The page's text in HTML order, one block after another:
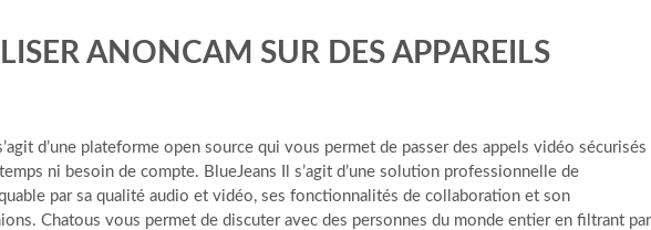
ANONCAM SUR DES APPAREILS
d’une plateforme open source qui vous permet de passer des appels vidéo sécurisés
ni besoin de compte. BlueJeans Il s’agit d’une solution professionnelle de
par sa qualité audio et vidéo, ses fonctionnalités de collaboration et son
Chatous vous permet de discuter avec des personnes du monde entier en filtrant par